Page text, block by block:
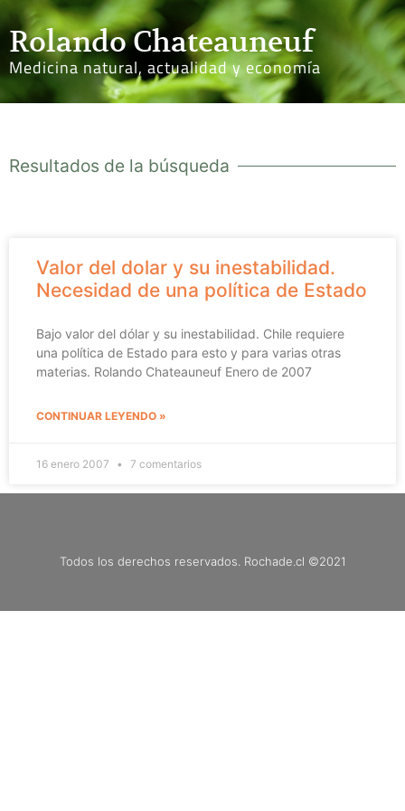
Rolando Chateauneuf
Medicina natural, actualidad y economía
Resultados de la búsqueda
Valor del dolar y su inestabilidad.
Necesidad de una política de Estado
Bajo valor del dólar y su inestabilidad. Chile requiere
una política de Estado para esto y para varias otras
materias. Rolando Chateauneuf Enero de 2007
CONTINUAR LEYENDO »
16 enero 2007 7 comentarios
Todos los derechos reservados. Rochade.cl ©2021